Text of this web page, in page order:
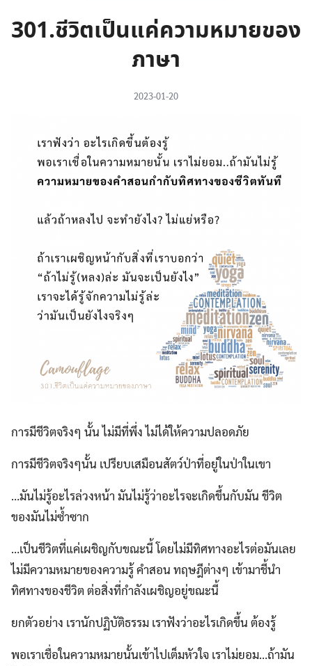
301.ชีวิตเป็นแค่ความหมายของ
ภาษา
2023-01-20
การมีชีวิตจริงๆ นั้น ไม่มีที่พึ่ง ไม่ได้ให้ความปลอดภัย
การมีชีวิตจริงๆนั้น เปรียบเสมือนสัตว์ป่าที่อยู่ในป่าในเขา
…มันไม่รู้อะไรล่วงหน้า มันไม่รู้ว่าอะไรจะเกิดขึ้นกับมัน ชีวิต
ของมันไม่ซ้ำซาก
…เป็นชีวิตที่แค่เผชิญกับขณะนี้ โดยไม่มีทิศทางอะไรต่อมันเลย
ไม่มีความหมายของความรู้ คำสอน ทฤษฎีต่างๆ เข้ามาชี้นำ
ทิศทางของชีวิต ต่อสิ่งที่กำลังเผชิญอยู่ขณะนี้
ยกตัวอย่าง เรานักปฏิบัติธรรม เราฟังว่าอะไรเกิดขึ้น ต้องรู้
พอเราเชื่อในความหมายนั้นเข้าไปเต็มหัวใจ เราไม่ยอม…ถ้ามัน